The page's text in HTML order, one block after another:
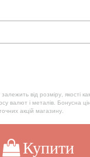
від розміру, якості
валют і металів. Бонусна
акцій магазину.
Купити